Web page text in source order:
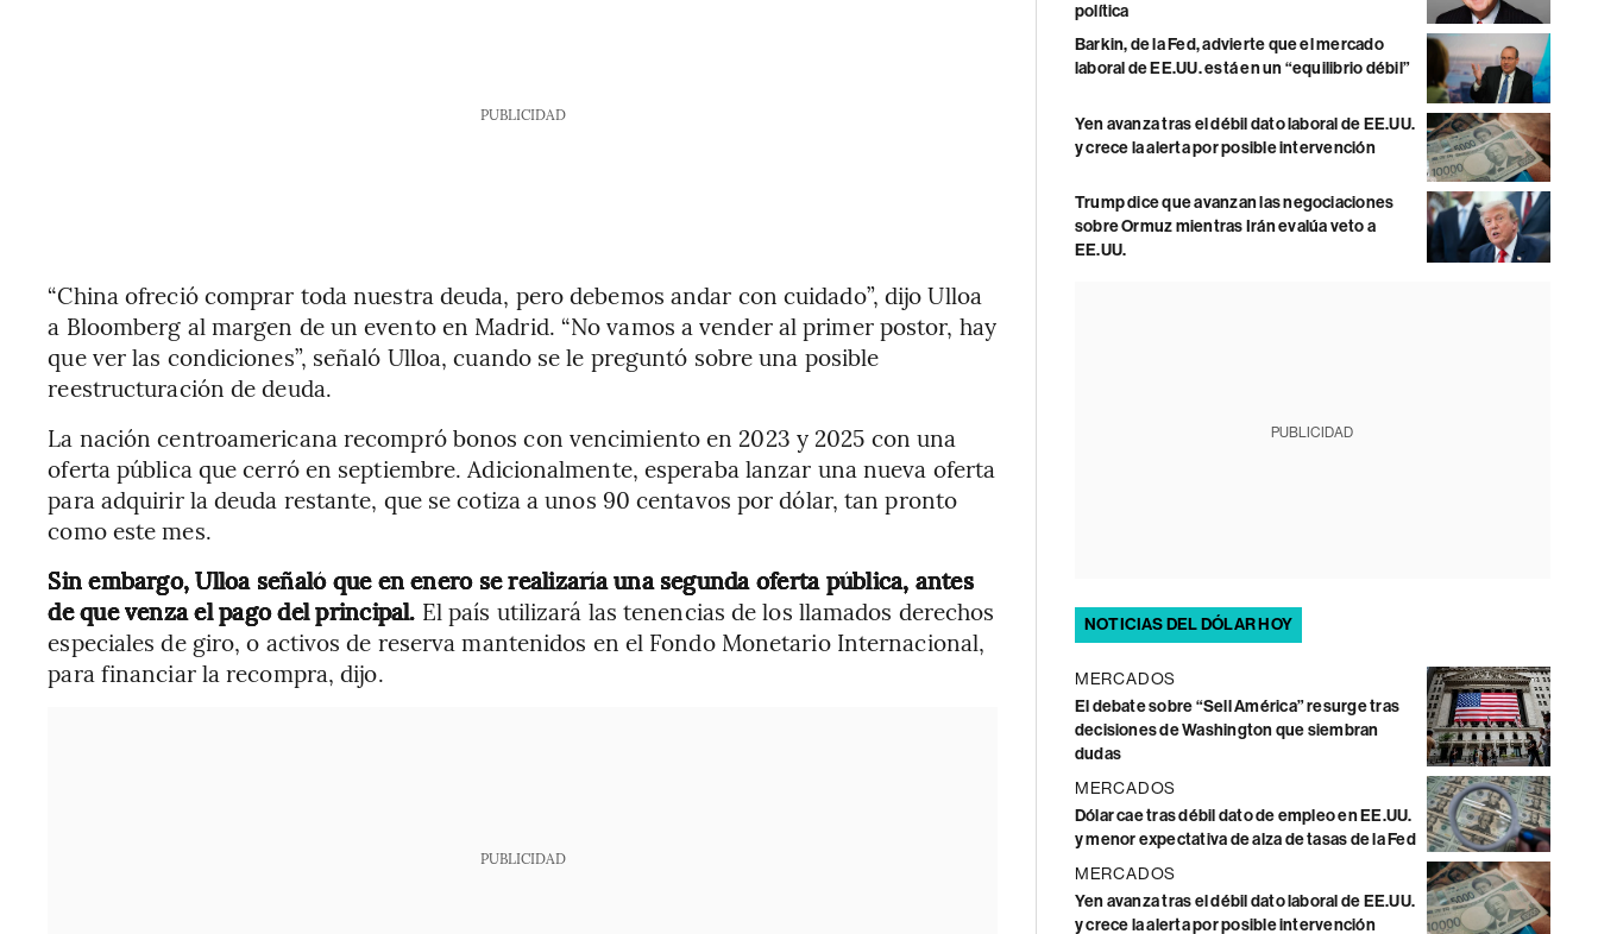
PUBLICIDAD
“China ofreció comprar toda nuestra deuda, pero debemos andar con cuidado”, dijo Ulloa
a Bloomberg al margen de un evento en Madrid. “No vamos a vender al primer postor, hay
que ver las condiciones”, señaló Ulloa, cuando se le preguntó sobre una posible
reestructuración de deuda.
La nación centroamericana recompró bonos con vencimiento en 2023 y 2025 con una
oferta pública que cerró en septiembre. Adicionalmente, esperaba lanzar una nueva oferta
para adquirir la deuda restante, que se cotiza a unos 90 centavos por dólar, tan pronto
como este mes.
Sin embargo, Ulloa señaló que en enero se realizaría una segunda oferta pública, antes
de que venza el pago del principal. El país utilizará las tenencias de los llamados derechos
especiales de giro, o activos de reserva mantenidos en el Fondo Monetario Internacional,
para financiar la recompra, dijo.
PUBLICIDAD
política
Barkin, de la Fed, advierte que el mercado
laboral de EE.UU. está en un “equilibrio débil”
Yen avanza tras el débil dato laboral de EE.UU.
y crece la alerta por posible intervención
Trump dice que avanzan las negociaciones
sobre Ormuz mientras Irán evalúa veto a
EE.UU.
PUBLICIDAD
NOTICIAS DEL DÓLAR HOY
MERCADOS
El debate sobre “Sell América” resurge tras
decisiones de Washington que siembran
dudas
MERCADOS
Dólar cae tras débil dato de empleo en EE.UU.
y menor expectativa de alza de tasas de la Fed
MERCADOS
Yen avanza tras el débil dato laboral de EE.UU.
y crece la alerta por posible intervención